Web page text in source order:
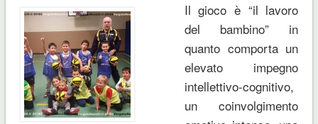
Il gioco è “il lavoro
del bambino” in
quanto comporta un
elevato impegno
intellettivo-cognitivo,
un coinvolgimento